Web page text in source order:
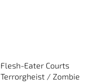
Flesh-Eater Courts
Terrorgheist / Zombie